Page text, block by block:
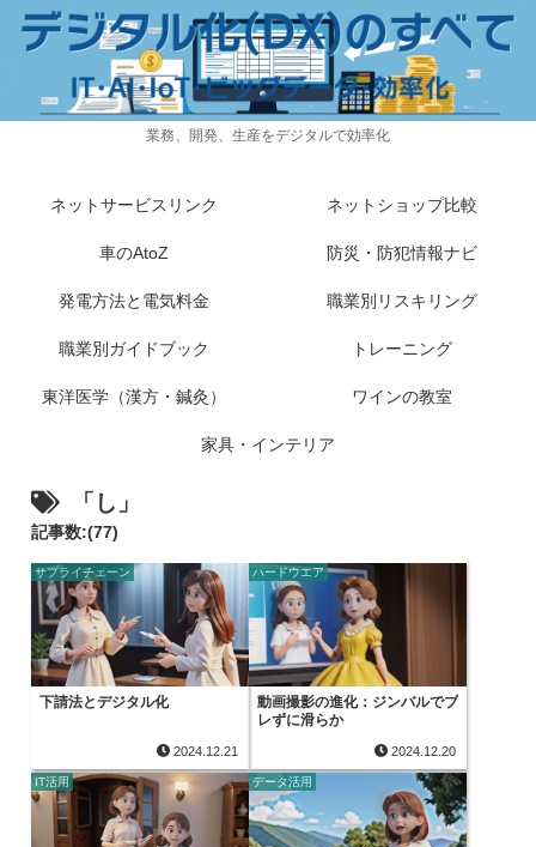
業務、開発、生産をデジタルで効率化
ネットサービスリンク ネットショップ比較
車のAtoZ 防災・防犯情報ナビ
発電方法と電気料金 職業別リスキリング
職業別ガイドブック トレーニング
東洋医学（漢方・鍼灸） ワインの教室
家具・インテリア
「し」
記事数:(77)
サプライチェーン
下請法とデジタル化
2024.12.21
ハードウエア
動画撮影の進化：ジンバルでブ
レずに滑らか
2024.12.20
IT活用 データ活用